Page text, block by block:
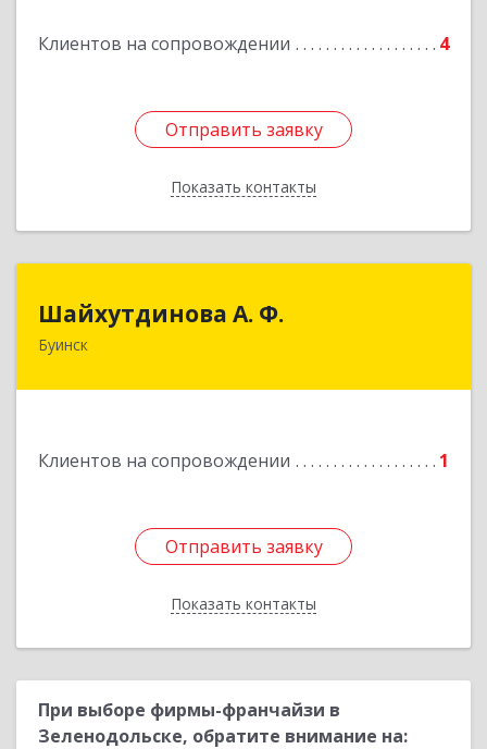
Клиентов на сопровождении 4
Отправить заявку
Показать контакты
Отправить заявку
Назад
Шайхутдинова А. Ф.
Буинск
Клиентов на сопровождении 1
Отправить заявку
Показать контакты
Отправить заявку
Назад
При выборе фирмы-франчайзи в
Зеленодольске, обратите внимание на: